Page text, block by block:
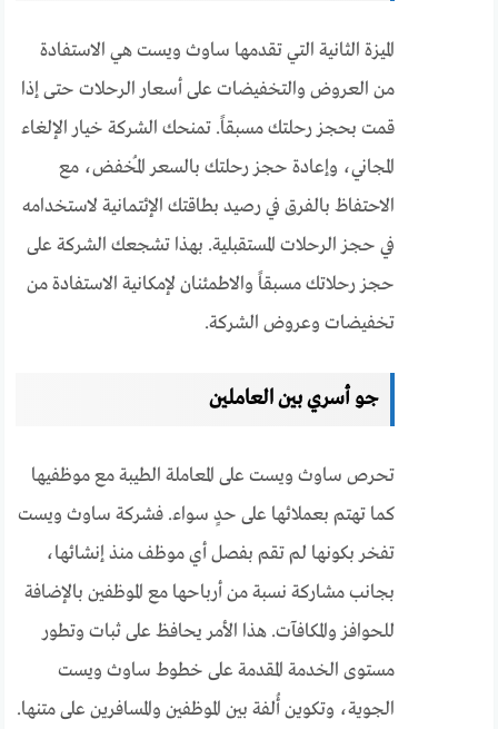
الميزة الثانية التي تقدمها ساوث ويست هي الاستفادة
من العروض والتخفيضات على أسعار الرحلات حتى إذا
قمت بحجز رحلتك مسبقاً. تمنحك الشركة خيار الإلغاء
المجاني، وإعادة حجز رحلتك بالسعر المُخفض، مع
الاحتفاظ بالفرق في رصيد بطاقتك الإئتمانية لاستخدامه
في حجز الرحلات المستقبلية. بهذا تشجعك الشركة على
حجز رحلاتك مسبقاً والاطمئنان لإمكانية الاستفادة من
تخفيضات وعروض الشركة.
جو أسري بين العاملين
تحرص ساوث ويست على المعاملة الطيبة مع موظفيها
كما تهتم بعملائها على حدٍ سواء. فشركة ساوث ويست
تفخر بكونها لم تقم بفصل أي موظف منذ إنشائها،
بجانب مشاركة نسبة من أرباحها مع الموظفين بالإضافة
للحوافز والمكافآت. هذا الأمر يحافظ على ثبات وتطور
مستوى الخدمة المقدمة على خطوط ساوث ويست
الجوية، وتكوين أُلفة بين الموظفين والمسافرين على متنها.